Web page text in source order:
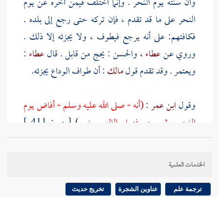
النحر على ما قد تقدم ، فإن تركه حتى رجع إلى بلده .
فكافتهم: على أنه يرجع فيطوف ، ولا يجزئه إلا ذلك .
وروي عنعطاء،والحسن: يحج من قابل . قالعطاء :
ويعتمر . وقد تقدم قولمالك: أن طواف الوداع يجزئه.
وقولابن عمر:(أنه - صلى الله عليه وسلم - أفاض يوم
النحر ، ثم رجع فصلى الظهر
بمنى )
[ ص:
مخالف لما تقدم من حديثجابر: أنه أفاض إلىمكة، ثم
صلى بمكة
، قال فيه : إنه - صلى الله عليه وسلم - صلى العصر
يوم النحر بالأبطح ، وإنما صلى النبي - صلى الله عليه
الخدمات العلمية
ترجمة علم عناوين الشجرة تخريج حديث